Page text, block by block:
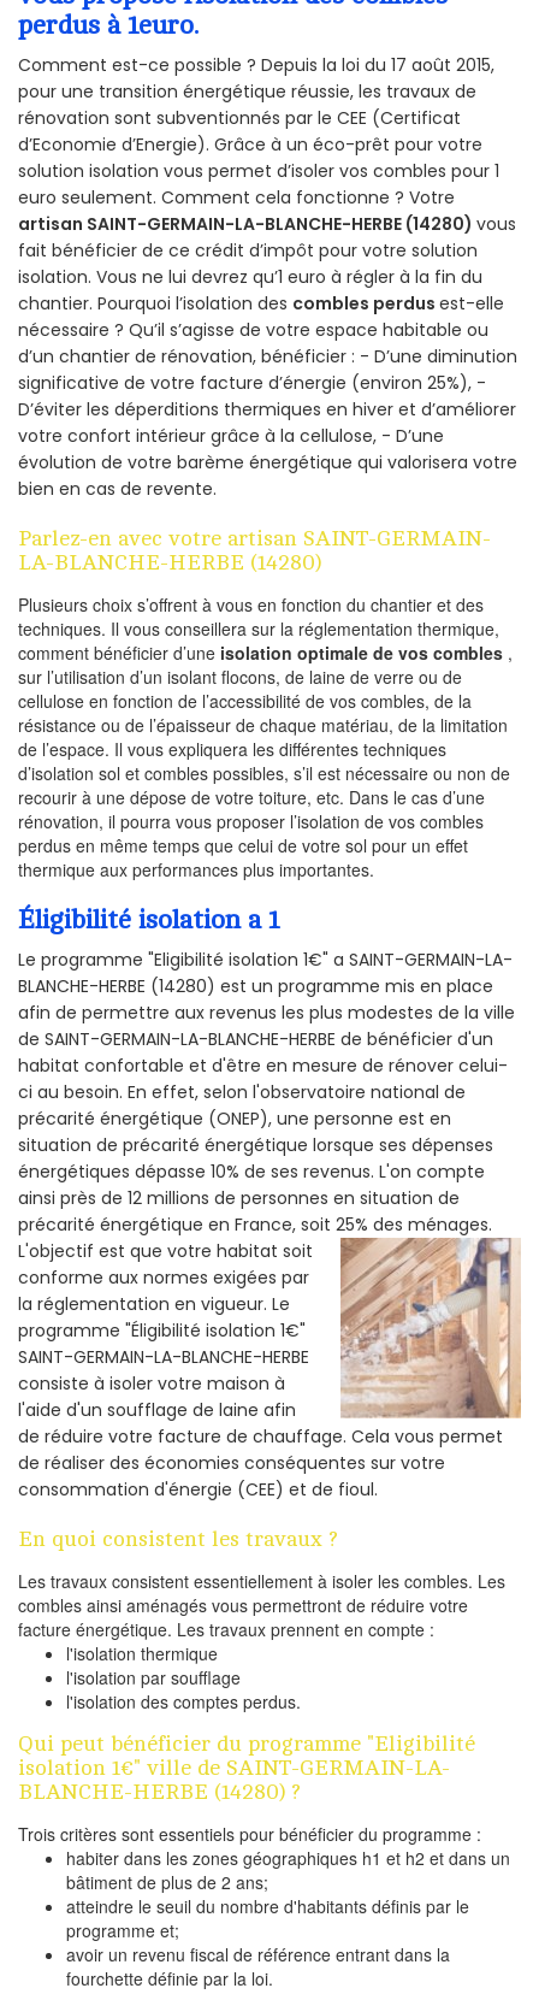
perdus à 1euro.
Comment est-ce possible ? Depuis la loi du 17 août 2015,
pour une transition énergétique réussie, les travaux de
rénovation sont subventionnés par le CEE (Certificat
d’Economie d’Energie). Grâce à un éco-prêt pour votre
solution isolation vous permet d’isoler vos combles pour 1
euro seulement. Comment cela fonctionne ? Votre
artisan SAINT-GERMAIN-LA-BLANCHE-HERBE (14280) vous
fait bénéficier de ce crédit d’impôt pour votre solution
isolation. Vous ne lui devrez qu’1 euro à régler à la fin du
chantier. Pourquoi l’isolation des combles perdus est-elle
nécessaire ? Qu’il s’agisse de votre espace habitable ou
d’un chantier de rénovation, bénéficier : - D’une diminution
significative de votre facture d’énergie (environ 25%), -
D’éviter les déperditions thermiques en hiver et d’améliorer
votre confort intérieur grâce à la cellulose, - D’une
évolution de votre barème énergétique qui valorisera votre
bien en cas de revente.
Parlez-en avec votre artisan SAINT-GERMAIN-
LA-BLANCHE-HERBE (14280)
Plusieurs choix s’offrent à vous en fonction du chantier et des
techniques. Il vous conseillera sur la réglementation thermique,
comment bénéficier d’une isolation optimale de vos combles ,
sur l’utilisation d’un isolant flocons, de laine de verre ou de
cellulose en fonction de l’accessibilité de vos combles, de la
résistance ou de l’épaisseur de chaque matériau, de la limitation
de l’espace. Il vous expliquera les différentes techniques
d’isolation sol et combles possibles, s’il est nécessaire ou non de
recourir à une dépose de votre toiture, etc. Dans le cas d’une
rénovation, il pourra vous proposer l’isolation de vos combles
perdus en même temps que celui de votre sol pour un effet
thermique aux performances plus importantes.
Éligibilité isolation a 1
Le programme "Eligibilité isolation 1€" a SAINT-GERMAIN-LA-
BLANCHE-HERBE (14280) est un programme mis en place
afin de permettre aux revenus les plus modestes de la ville
de SAINT-GERMAIN-LA-BLANCHE-HERBE de bénéficier d'un
habitat confortable et d'être en mesure de rénover celui-
ci au besoin. En effet, selon l'observatoire national de
précarité énergétique (ONEP), une personne est en
situation de précarité énergétique lorsque ses dépenses
énergétiques dépasse 10% de ses revenus. L'on compte
ainsi près de 12 millions de personnes en situation de
précarité énergétique en France, soit 25% des ménages.
L'objectif est que votre habitat soit
conforme aux normes exigées par
la réglementation en vigueur. Le
programme "Éligibilité isolation 1€"
SAINT-GERMAIN-LA-BLANCHE-HERBE
consiste à isoler votre maison à
l'aide d'un soufflage de laine afin
de réduire votre facture de chauffage. Cela vous permet
de réaliser des économies conséquentes sur votre
consommation d'énergie (CEE) et de fioul.
En quoi consistent les travaux ?
Les travaux consistent essentiellement à isoler les combles. Les
combles ainsi aménagés vous permettront de réduire votre
facture énergétique. Les travaux prennent en compte :
l'isolation thermique
l'isolation par soufflage
l'isolation des comptes perdus.
Qui peut bénéficier du programme "Eligibilité
isolation 1€" ville de SAINT-GERMAIN-LA-
BLANCHE-HERBE (14280) ?
Trois critères sont essentiels pour bénéficier du programme :
habiter dans les zones géographiques h1 et h2 et dans un
bâtiment de plus de 2 ans;
atteindre le seuil du nombre d'habitants définis par le
programme et;
avoir un revenu fiscal de référence entrant dans la
fourchette définie par la loi.